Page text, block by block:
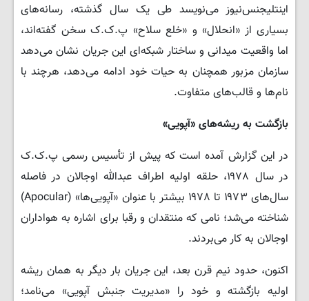
اینتلیجنس‌نیوز می‌نویسد طی یک سال گذشته، رسانه‌های
بسیاری از «انحلال» و «خلع سلاح» پ.ک.ک سخن گفته‌اند،
اما واقعیت میدانی و ساختار شبکه‌ای این جریان نشان می‌دهد
سازمان مزبور همچنان به حیات خود ادامه می‌دهد، هرچند با
نام‌ها و قالب‌های متفاوت.
بازگشت به ریشه‌های «آپویی»
در این گزارش آمده است که پیش از تأسیس رسمی پ.ک.ک
در سال ۱۹۷۸، حلقه اولیه اطراف عبدالله اوجالان در فاصله
سال‌های ۱۹۷۳ تا ۱۹۷۸ بیشتر با عنوان «آپویی‌ها» (Apocular)
شناخته می‌شد؛ نامی که منتقدان و رقبا برای اشاره به هواداران
اوجالان به کار می‌بردند.
اکنون، حدود نیم قرن بعد، این جریان بار دیگر به همان ریشه
اولیه بازگشته و خود را «مدیریت جنبش آپویی» می‌نامد؛